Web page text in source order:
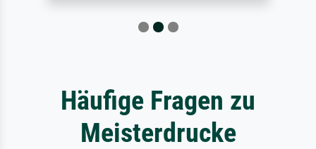
Häufige Fragen zu
Meisterdrucke